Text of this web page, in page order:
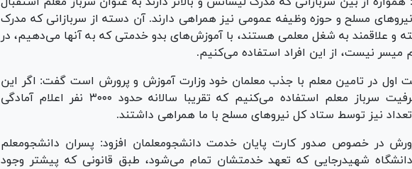
مسلح و حوزه وظیفه عمومی نیز همراهی دارند. آن دسته از سربازانی که مدرک
و علاقمند به شغل معلمی هستند، با آموزش‌های بدو خدمتی که به آنها می‌دهیم، در
میسر نیست، از این افراد استفاده می‌کنیم.
اول در تامین معلم با جذب معلمان خود وزارت آموزش و پرورش است گفت: اگر این
امر محقق نشود از ظرفیت سرباز معلم استفاده می‌کنیم که تقریبا سالانه حدود ۳۰۰۰ نفر اعلام آمادگی
نیز توسط ستاد کل نیرو‌های مسلح با ما همراهی داشتند.
در خصوص صدور کارت پایان خدمت دانشجومعلمان افزود: پسران دانشجومعلم
دانشگاه شهیدرجایی که تعهد خدمتشان تمام می‌شود، طبق قانونی که پیشتر وجود